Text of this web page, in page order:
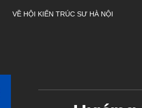
VỀ HỘI KIẾN TRÚC SƯ HÀ NỘI